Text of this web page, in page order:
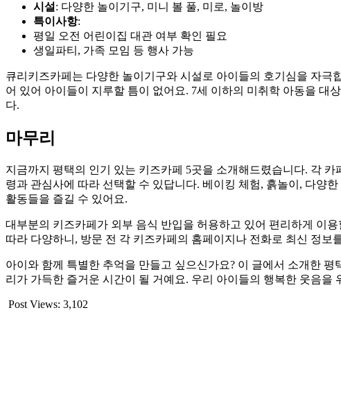
시설: 다양한 놀이기구, 미니 볼 풀, 미로, 놀이방
특이사항:
평일 오전 어린이집 대관 여부 확인 필요
생일파티, 가족 모임 등 행사 가능
큐리키즈카페는 다양한 놀이기구와 시설로 아이들의 호기심을 자극
어 있어 아이들이 지루할 틈이 없어요. 7세 이하의 미취학 아동을 대
다.
마무리
지금까지 평택의 인기 있는 키즈카페 5곳을 소개해드렸습니다. 각
령과 관심사에 따라 선택할 수 있답니다. 베이킹 체험, 흙놀이, 다양
활동들을 즐길 수 있어요.
대부분의 키즈카페가 외부 음식 반입을 허용하고 있어 편리하게 이
따라 다양하니, 방문 전 각 키즈카페의 홈페이지나 전화로 최신 정보
아이와 함께 특별한 추억을 만들고 싶으신가요? 이 글에서 소개한
리가 가득한 즐거운 시간이 될 거예요. 우리 아이들의 행복한 웃음을
Post Views: 3,102